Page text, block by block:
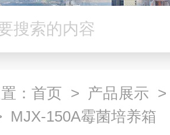
： 首页 > 产品展示
MJX-150A霉菌培养箱